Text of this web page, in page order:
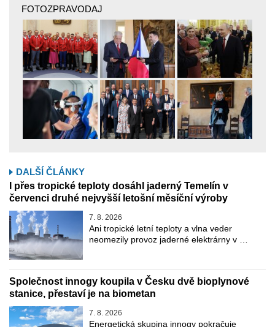
FOTOZPRAVODAJ
DALŠÍ ČLÁNKY
I přes tropické teploty dosáhl jaderný Temelín v
červenci druhé nejvyšší letošní měsíční výroby
7. 8. 2026
Ani tropické letní teploty a vlna veder
neomezily provoz jaderné elektrárny v …
Společnost innogy koupila v Česku dvě bioplynové
stanice, přestaví je na biometan
7. 8. 2026
Energetická skupina innogy pokračuje